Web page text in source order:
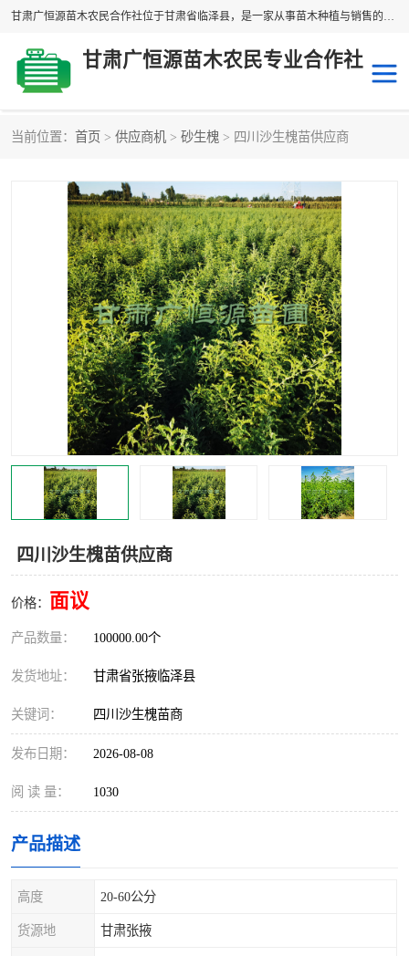
甘肃广恒源苗木农民合作社位于甘肃省临泽县，是一家从事苗木种植与销售的农民合作组织，合作社拥有苗木基地1500多亩，种植苗木品种40多个，年产各类苗木2000多万株。主营：白刺苗、红柳苗、梭梭苗等，我们以“种植一流的苗子，诚信经营”的经营理念，竭诚为每一位客户做优质的服务，欢迎来电咨询！
甘肃广恒源苗木农民专业合作社
当前位置： 首页 > 供应商机 > 砂生槐 > 四川沙生槐苗供应商
四川沙生槐苗供应商
价格： 面议
产品数量： 100000.00个
发货地址： 甘肃省张掖临泽县
关键词： 四川沙生槐苗商
发布日期： 2026-08-08
阅 读 量： 1030
产品描述
高度 20-60公分
货源地 甘肃张掖
圆冠榆 柠条
白刺苗
沙枣树 红柳苗
沙棘苗 柽柳苗
砂生槐 四翅滨藜